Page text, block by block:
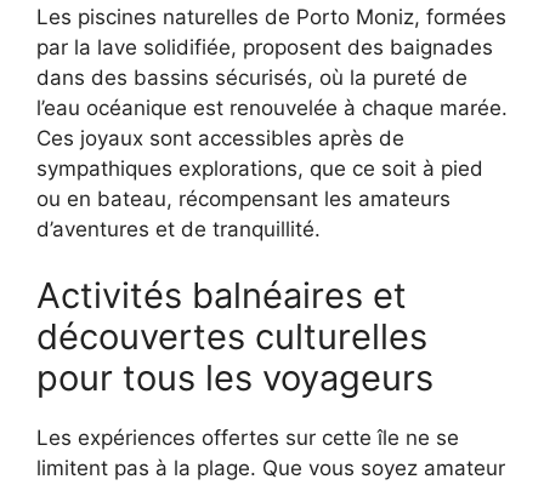
Les piscines naturelles de Porto Moniz, formées
par la lave solidifiée, proposent des baignades
dans des bassins sécurisés, où la pureté de
l’eau océanique est renouvelée à chaque marée.
Ces joyaux sont accessibles après de
sympathiques explorations, que ce soit à pied
ou en bateau, récompensant les amateurs
d’aventures et de tranquillité.
Activités balnéaires et
découvertes culturelles
pour tous les voyageurs
Les expériences offertes sur cette île ne se
limitent pas à la plage. Que vous soyez amateur